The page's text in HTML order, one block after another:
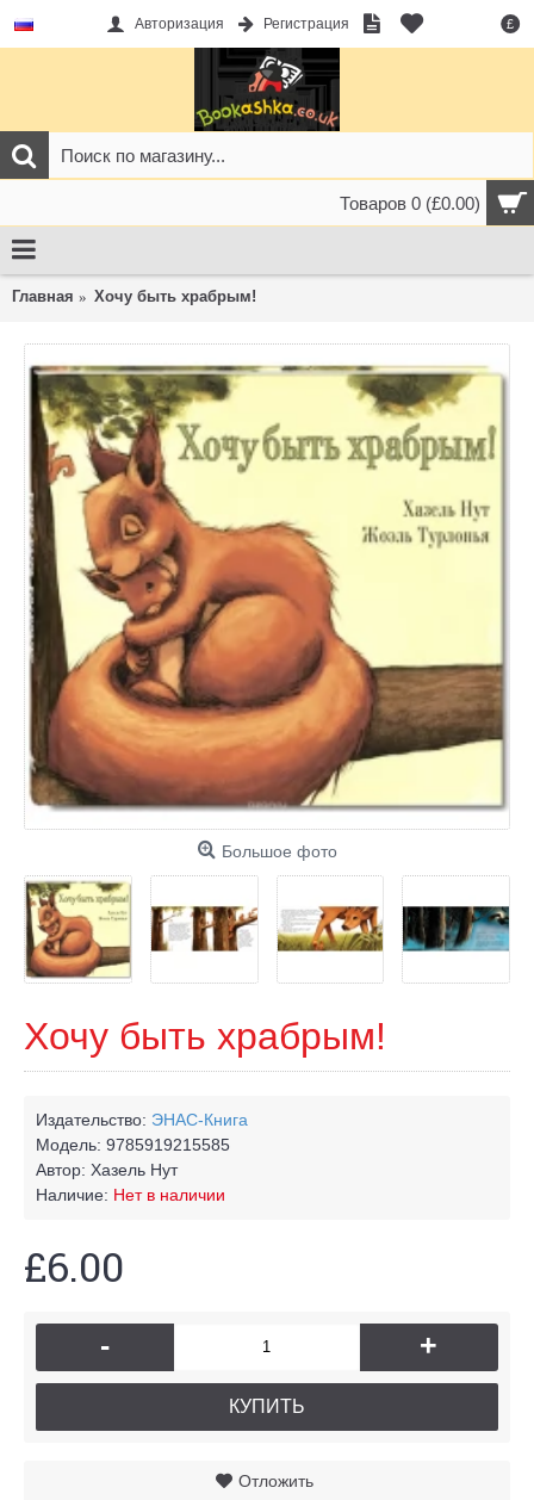
£
Авторизация Регистрация
Товаров 0 (£0.00)
Главная Хочу быть храбрым!
Большое фото
Хочу быть храбрым!
Издательство: ЭНАС-Книга
Модель: 9785919215585
Автор: Хазель Нут
Наличие: Нет в наличии
£6.00
- +
КУПИТЬ
Отложить